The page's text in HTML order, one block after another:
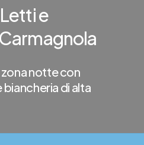
e
notte con
di alta